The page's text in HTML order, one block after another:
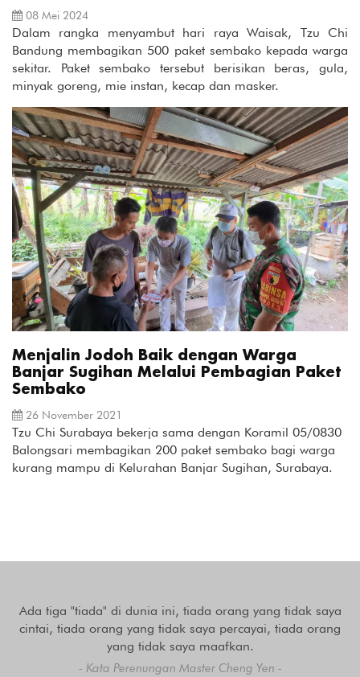
08 Mei 2024
Dalam rangka menyambut hari raya Waisak, Tzu Chi
Bandung membagikan 500 paket sembako kepada warga
sekitar. Paket sembako tersebut berisikan beras, gula,
minyak goreng, mie instan, kecap dan masker.
Menjalin Jodoh Baik dengan Warga
Banjar Sugihan Melalui Pembagian Paket
Sembako
26 November 2021
Tzu Chi Surabaya bekerja sama dengan Koramil 05/0830
Balongsari membagikan 200 paket sembako bagi warga
kurang mampu di Kelurahan Banjar Sugihan, Surabaya.
Ada tiga "tiada" di dunia ini, tiada orang yang tidak saya
cintai, tiada orang yang tidak saya percayai, tiada orang
yang tidak saya maafkan.
- Kata Perenungan Master Cheng Yen -